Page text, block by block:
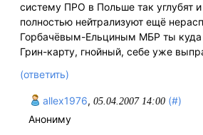
систему ПРО в Польше так углубят
полностью нейтрализуют ещё
Горбачёвым-Ельциным МБР ты
Грин-карту, гнойный, себе уже
(ответить)
allex1976, 05.04.2007 14:00 (#)
Анониму